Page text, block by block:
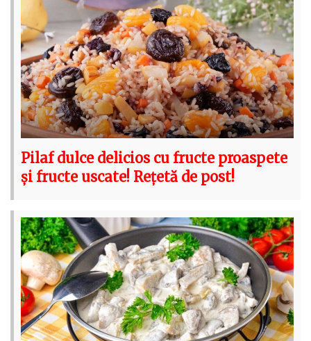
Pilaf dulce delicios cu fructe proaspete
și fructe uscate! Rețetă de post!